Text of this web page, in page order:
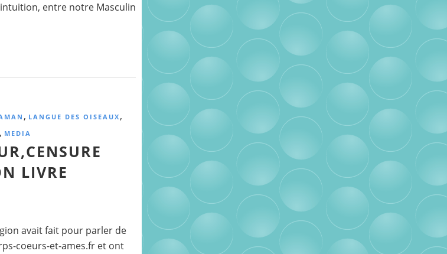
entre notre Masculin
, LANGUE DES OISEAUX,
, MEDIA
LIVRE
avait fait pour parler de
coeurs-et-ames.fr et ont